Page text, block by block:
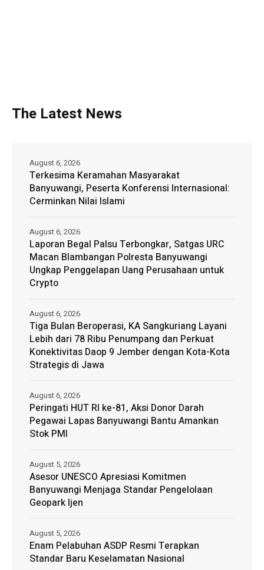
The Latest News
Terkesima Keramahan Masyarakat
Banyuwangi, Peserta Konferensi Internasional:
Cerminkan Nilai Islami
August 6, 2026
Laporan Begal Palsu Terbongkar, Satgas URC
Macan Blambangan Polresta Banyuwangi
Ungkap Penggelapan Uang Perusahaan untuk
Crypto
August 6, 2026
Tiga Bulan Beroperasi, KA Sangkuriang Layani
Lebih dari 78 Ribu Penumpang dan Perkuat
Konektivitas Daop 9 Jember dengan Kota-Kota
Strategis di Jawa
August 6, 2026
Peringati HUT RI ke-81, Aksi Donor Darah
Pegawai Lapas Banyuwangi Bantu Amankan
Stok PMI
August 6, 2026
Asesor UNESCO Apresiasi Komitmen
Banyuwangi Menjaga Standar Pengelolaan
Geopark Ijen
August 5, 2026
Enam Pelabuhan ASDP Resmi Terapkan
Standar Baru Keselamatan Nasional
August 5, 2026